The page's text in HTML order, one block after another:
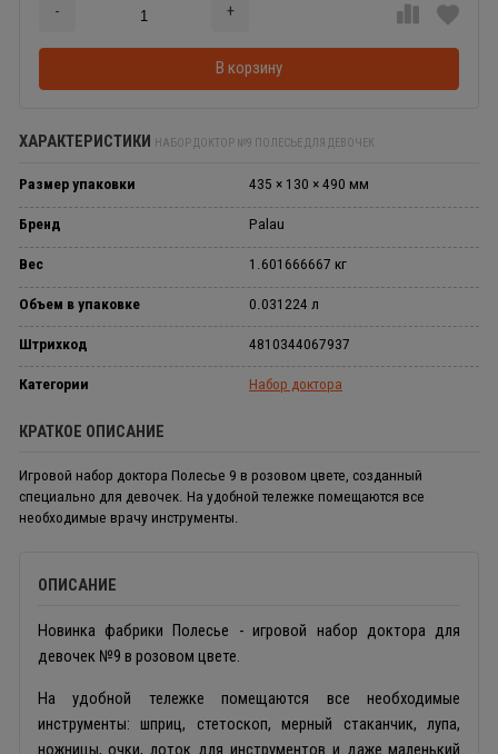
- +
В корзину
ХАРАКТЕРИСТИКИ НАБОР ДОКТОР №9 ПОЛЕСЬЕ ДЛЯ ДЕВОЧЕК
Размер упаковки 435 × 130 × 490 мм
Бренд Palau
Вес 1.601666667 кг
Объем в упаковке 0.031224 л
Штрихкод 4810344067937
Категории Набор доктора
КРАТКОЕ ОПИСАНИЕ
Игровой набор доктора Полесье 9 в розовом цвете, созданный
специально для девочек. На удобной тележке помещаются все
необходимые врачу инструменты.
ОПИСАНИЕ
Новинка фабрики Полесье - игровой набор доктора для
девочек №9 в розовом цвете.
На удобной тележке помещаются все необходимые
инструменты: шприц, стетоскоп, мерный стаканчик, лупа,
ножницы, очки, лоток для инструментов и даже маленький